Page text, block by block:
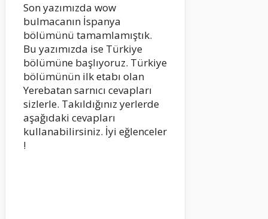
Son yazımızda wow
bulmacanın İspanya
bölümünü tamamlamıştık.
Bu yazımızda ise Türkiye
bölümüne başlıyoruz. Türkiye
bölümünün ilk etabı olan
Yerebatan sarnıcı cevapları
sizlerle. Takıldığınız yerlerde
aşağıdaki cevapları
kullanabilirsiniz. İyi eğlenceler
!